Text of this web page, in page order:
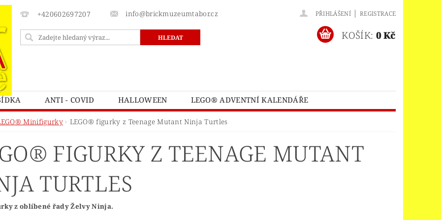
+420602697207 info@brickmuzeumtabor.cz PŘIHLÁŠENÍ | REGISTRACE
KOŠÍK: 0 Kč
ANTI - COVID HALLOWEEN
LEGO® ADVENTNÍ KALENDÁŘE
LEGO® ART LEGO® AVATAR
LEGO® BATMAN MOVIE
LEGO® CASTLE A KINGDOMS LEGO® CITY LEGO® CLASSIC
LEGO® CREATOR
LEGO® FRIENDS
LEGO® GÁBININ KOUZELNÝ DOMEK
POTTER LEGO® HIDDEN SIDE™
Minifigurky LEGO® figurky z Teenage Mutant Ninja Turtles
FIGURKY Z TEENAGE MUTANT
TURTLES
z oblíbené řady Želvy Ninja.